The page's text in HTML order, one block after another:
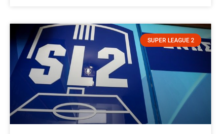
SUPER LEAGUE 2